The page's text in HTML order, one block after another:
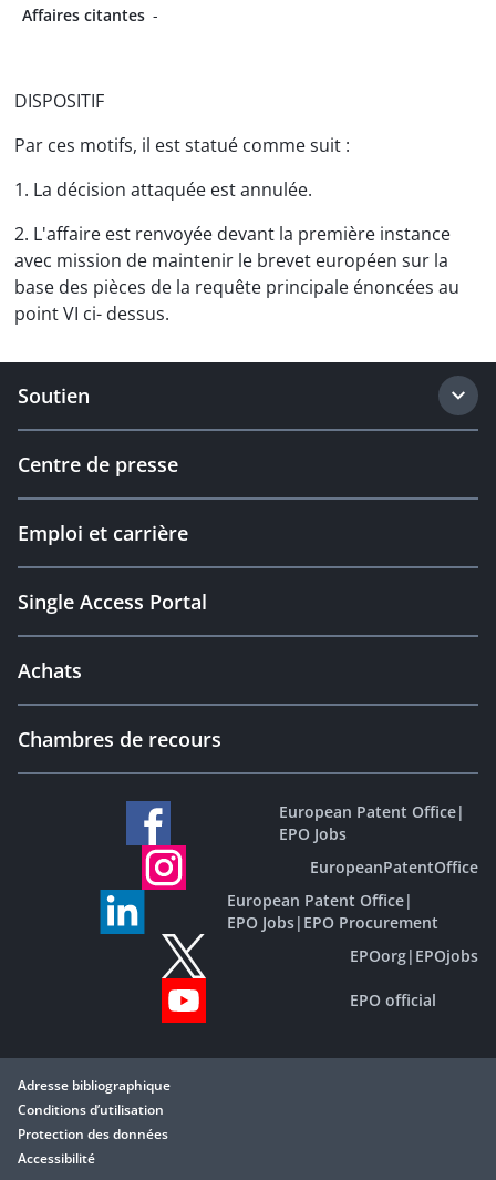
Affaires citantes -
DISPOSITIF
Par ces motifs, il est statué comme suit :
1. La décision attaquée est annulée.
2. L'affaire est renvoyée devant la première instance
avec mission de maintenir le brevet européen sur la
base des pièces de la requête principale énoncées au
point VI ci- dessus.
Soutien
Centre de presse
Emploi et carrière
Single Access Portal
Achats
Chambres de recours
European Patent Office|
EPO Jobs
EuropeanPatentOffice
European Patent Office|
EPO Jobs| EPO Procurement
EPOorg| EPOjobs
EPO official
Adresse bibliographique
Conditions d’utilisation
Protection des données
Accessibilité